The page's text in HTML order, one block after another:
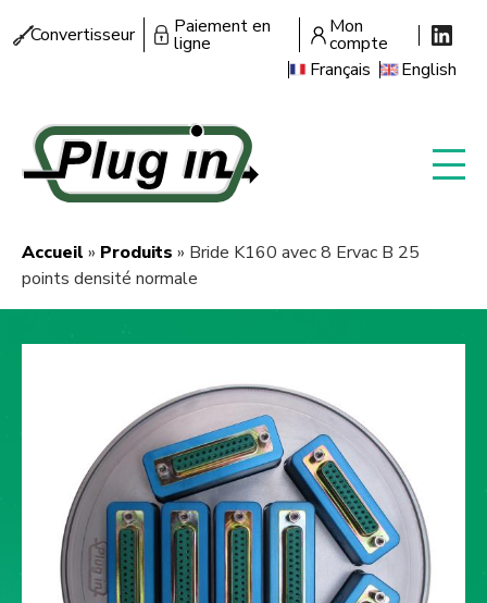
auMenu
Convertisseur Paiement en
ligne
Mon
compte
Français
English
Fil
Accueil Produits
Bride K160 avec 8 Ervac B 25
points densité normale